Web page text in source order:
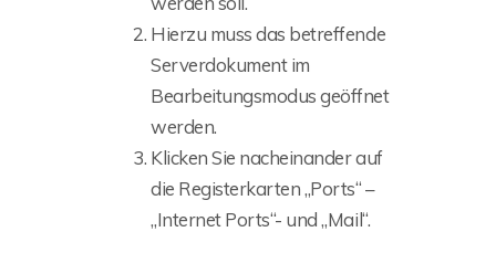
Hierzu muss das betreffende
Serverdokument im
Bearbeitungsmodus geöffnet
werden.
Klicken Sie nacheinander auf
die Registerkarten „Ports“ –
„Internet Ports“- und „Mail“.